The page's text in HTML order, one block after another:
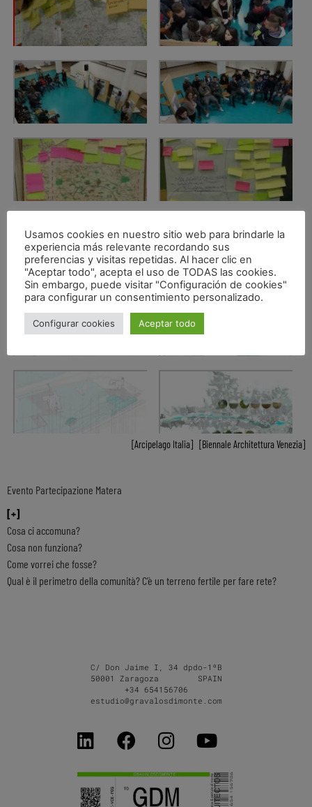
Evento Partecipazione Matera
[+]
Cosa ci accomuna?
Cosa non funziona?
Come vorrei che fosse?
Qual è il perimetro della comunità? C’è un terreno fertile per fare rete?
Arcipelago Italia Biennale Architettura Venezia
C/ Don Jaime I, 34 dpdo-1ºB
50001 Zaragoza SPAIN
+34 654156706
estudio@gravalosdimonte.com
Usamos cookies en nuestro sitio web para brindarle la
experiencia más relevante recordando sus
preferencias y visitas repetidas. Al hacer clic en
"Aceptar todo", acepta el uso de TODAS las cookies.
Sin embargo, puede visitar "Configuración de cookies"
para configurar un consentimiento personalizado.
Configurar cookies Aceptar todo